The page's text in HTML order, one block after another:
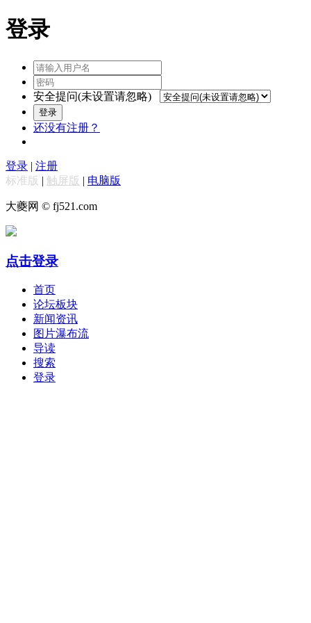
登录
安全提问(未设置请忽略)
登录
还没有注册？
登录 | 注册
标准版 | 触屏版 | 电脑版
大夔网 © fj521.com
点击登录
首页
论坛板块
新闻资讯
图片瀑布流
导读
搜索
登录